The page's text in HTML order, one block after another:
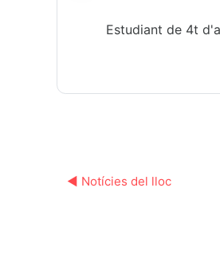
Estudiant de 4t
◀︎ Notícies del lloc